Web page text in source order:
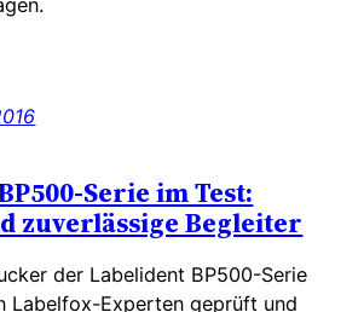
Serie im Test:
zuverlässige Begleiter
der Labelident BP500-Serie
Labelfox-Experten geprüft und